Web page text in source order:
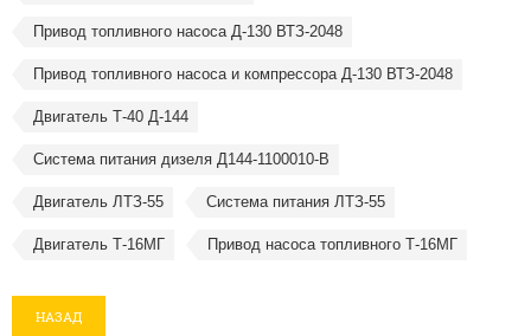
Привод топливного насоса Д-130 ВТЗ-2048
Привод топливного насоса и компрессора Д-130 ВТЗ-2048
Двигатель Т-40 Д-144
Система питания дизеля Д144-1100010-В
Двигатель ЛТЗ-55 Система питания ЛТЗ-55
Двигатель Т-16МГ Привод насоса топливного Т-16МГ
НАЗАД